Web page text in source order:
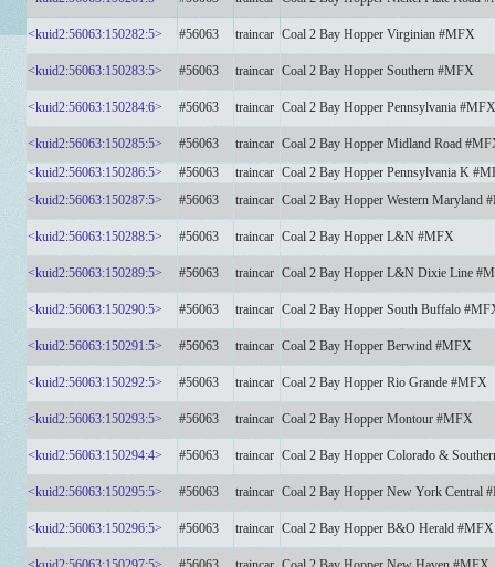
<kuid2:56063:150282:5> #56063 traincar Coal 2 Bay Hopper Virginian #MFX
<kuid2:56063:150283:5> #56063 traincar Coal 2 Bay Hopper Southern #MFX
<kuid2:56063:150284:6> #56063 traincar Coal 2 Bay Hopper Pennsylvania #MFX
<kuid2:56063:150285:5> #56063 traincar Coal 2 Bay Hopper Midland Road
<kuid2:56063:150286:5>
#56063 traincar Coal 2 Bay Hopper Pennsylvania K
<kuid2:56063:150287:5>
#56063 traincar Coal 2 Bay Hopper Western Maryland
<kuid2:56063:150288:5> #56063 traincar Coal 2 Bay Hopper L&N #MFX
<kuid2:56063:150289:5> #56063 traincar Coal 2 Bay Hopper L&N Dixie Line
<kuid2:56063:150290:5> #56063 traincar Coal 2 Bay Hopper South Buffalo
<kuid2:56063:150291:5> #56063 traincar Coal 2 Bay Hopper Berwind #MFX
<kuid2:56063:150292:5> #56063 traincar Coal 2 Bay Hopper Rio Grande #MFX
<kuid2:56063:150293:5> #56063 traincar Coal 2 Bay Hopper Montour #MFX
<kuid2:56063:150294:4> #56063 traincar Coal 2 Bay Hopper Colorado &
<kuid2:56063:150295:5> #56063 traincar Coal 2 Bay Hopper New York Central
<kuid2:56063:150296:5> #56063 traincar Coal 2 Bay Hopper B&O Herald #MFX